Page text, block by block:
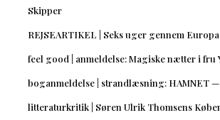
Skipper
REJSEARTIKEL | Seks uger gennem Europa
feel good | anmeldelse: Magiske nætter i fru
boganmeldelse | strandlæsning: HAMNET
litteraturkritik | Søren Ulrik Thomsens